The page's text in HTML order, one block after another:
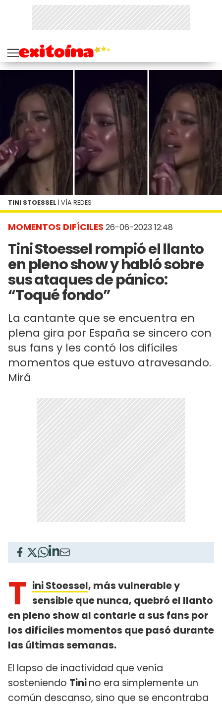
MOMENTOS DIFÍCILES 26-06-2023 12:48
Tini Stoessel rompió el llanto
en pleno show y habló sobre
sus ataques de pánico:
“Toqué fondo”
La cantante que se encuentra en
plena gira por España se sincero con
sus fans y les contó los difíciles
momentos que estuvo atravesando.
Mirá
TINI STOESSEL | VÍA REDES
T ini Stoessel, más vulnerable y
sensible que nunca, quebró el llanto
en pleno show al contarle a sus fans por
los difíciles momentos que pasó durante
las últimas semanas.
El lapso de inactividad que venía
sosteniendo Tinino era simplemente un
común descanso, sino que se encontraba